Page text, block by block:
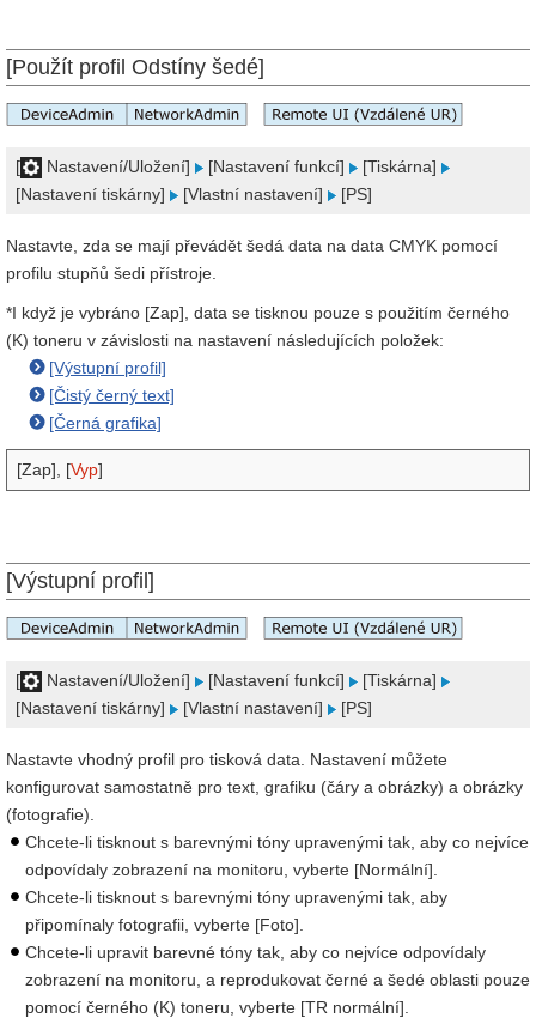
[Použít profil Odstíny šedé]
[ Nastavení/Uložení] [Nastavení funkcí]
[Tiskárna]
[Nastavení tiskárny]
[Vlastní nastavení] [PS]
Nastavte, zda se mají převádět šedá data na data CMYK pomocí
profilu stupňů šedi přístroje.
*I když je vybráno [Zap], data se tisknou pouze s použitím černého
(K) toneru v závislosti na nastavení následujících položek:
[Výstupní profil]
[Čistý černý text]
[Černá grafika]
[Zap], [Vyp]
[Výstupní profil]
[ Nastavení/Uložení] [Nastavení funkcí]
[Tiskárna]
[Nastavení tiskárny]
[Vlastní nastavení] [PS]
Nastavte vhodný profil pro tisková data. Nastavení můžete
konfigurovat samostatně pro text, grafiku (čáry a obrázky) a obrázky
(fotografie).
Chcete-li tisknout s barevnými tóny upravenými tak, aby co nejvíce
odpovídaly zobrazení na monitoru, vyberte [Normální].
Chcete-li tisknout s barevnými tóny upravenými tak, aby
připomínaly fotografii, vyberte [Foto].
Chcete-li upravit barevné tóny tak, aby co nejvíce odpovídaly
zobrazení na monitoru, a reprodukovat černé a šedé oblasti pouze
pomocí černého (K) toneru, vyberte [TR normální].